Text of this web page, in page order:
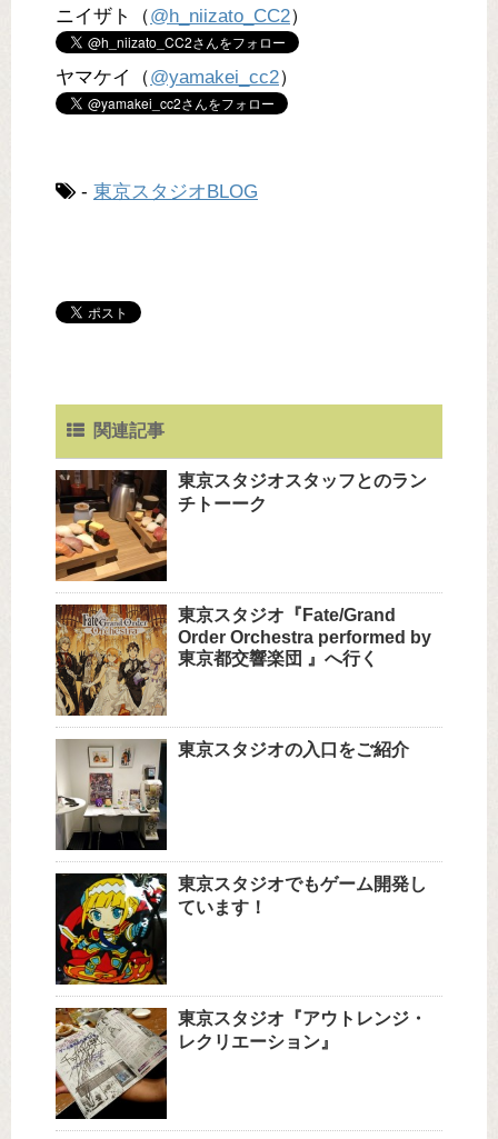
ニイザト（@h_niizato_CC2）
ヤマケイ（@yamakei_cc2）
- 東京スタジオBLOG
関連記事
東京スタジオスタッフとのラン
チトーーク
東京スタジオ『Fate/Grand
Order Orchestra performed by
東京都交響楽団 』へ行く
東京スタジオの入口をご紹介
東京スタジオでもゲーム開発し
ています！
東京スタジオ『アウトレンジ・
レクリエーション』